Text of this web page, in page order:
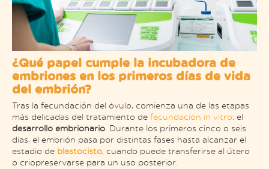
¿Qué papel cumple la incubadora de
embriones en los primeros días de vida
del embrión?
Tras la fecundación del óvulo, comienza una de las etapas
más delicadas del tratamiento de fecundación in vitro: el
desarrollo embrionario . Durante los primeros cinco o seis
días, el embrión pasa por distintas fases hasta alcanzar el
estadio de blastocisto, cuando puede transferirse al útero
o criopreservarse para un uso posterior.